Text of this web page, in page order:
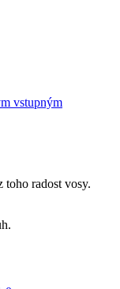
vstupným
toho radost vosy.